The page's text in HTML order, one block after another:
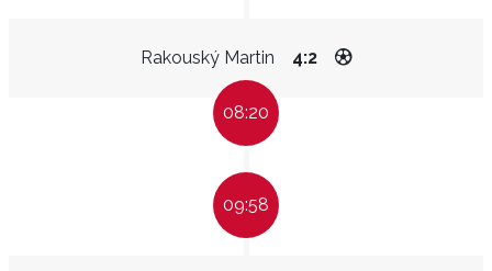
Rakouský Martin 4:2
08:20
09:58